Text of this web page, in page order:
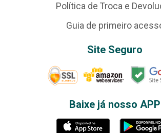
Política de Troca e
Guia de primeiro
Site Seguro
Baixe já nosso APP